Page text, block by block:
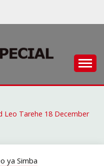
Leo Tarehe 18 December
ya Simba